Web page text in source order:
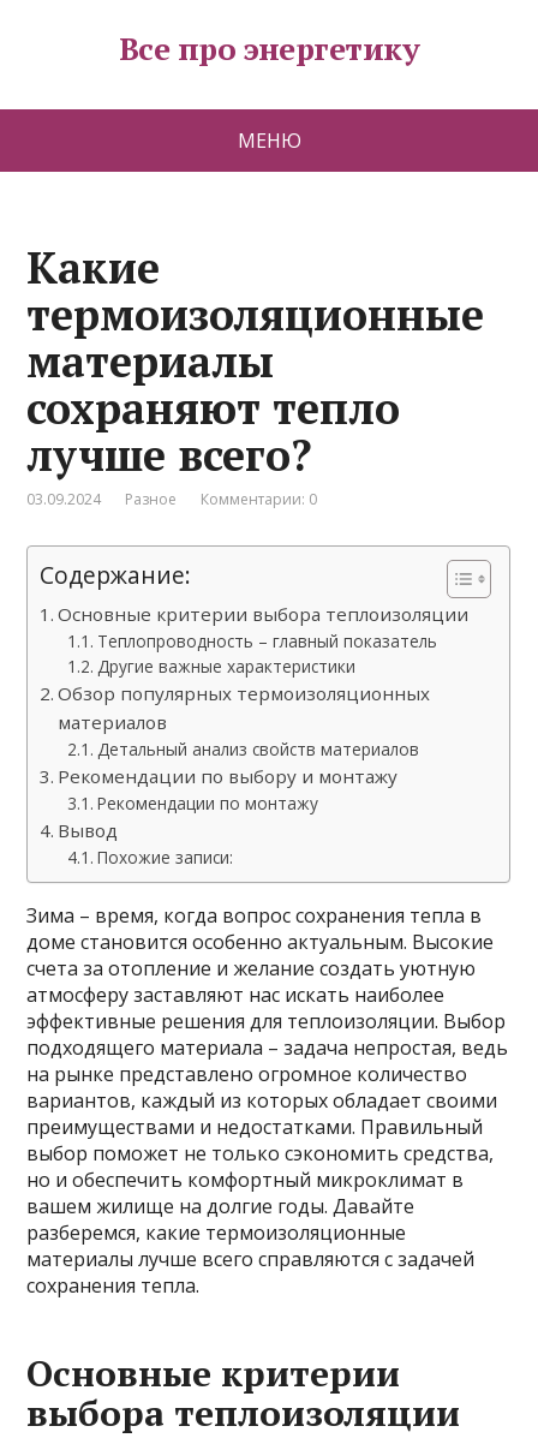
Все про энергетику
МЕНЮ
Какие
термоизоляционные
материалы
сохраняют тепло
лучше всего?
03.09.2024 Разное Комментарии: 0
Содержание:
Основные критерии выбора теплоизоляции
Теплопроводность – главный показатель
Другие важные характеристики
Обзор популярных термоизоляционных
материалов
Детальный анализ свойств материалов
Рекомендации по выбору и монтажу
Рекомендации по монтажу
Вывод
Похожие записи:
Зима – время, когда вопрос сохранения тепла в
доме становится особенно актуальным. Высокие
счета за отопление и желание создать уютную
атмосферу заставляют нас искать наиболее
эффективные решения для теплоизоляции. Выбор
подходящего материала – задача непростая, ведь
на рынке представлено огромное количество
вариантов, каждый из которых обладает своими
преимуществами и недостатками. Правильный
выбор поможет не только сэкономить средства,
но и обеспечить комфортный микроклимат в
вашем жилище на долгие годы. Давайте
разберемся, какие термоизоляционные
материалы лучше всего справляются с задачей
сохранения тепла.
Основные критерии
выбора теплоизоляции